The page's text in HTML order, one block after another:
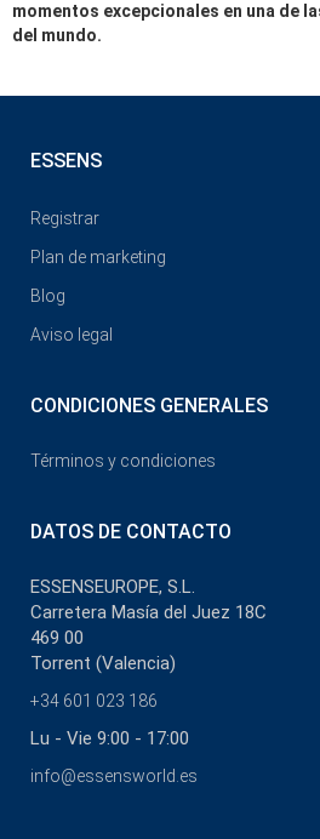
momentos excepcionales en una de
del mundo.
ESSENS
Registrar
Plan de marketing
Blog
Aviso legal
CONDICIONES GENERALES
Términos y condiciones
DATOS DE CONTACTO
ESSENSEUROPE, S.L.
Carretera Masía del Juez 18C
469 00
Torrent (Valencia)
+34 601 023 186
Lu - Vie 9:00 - 17:00
info@essensworld.es